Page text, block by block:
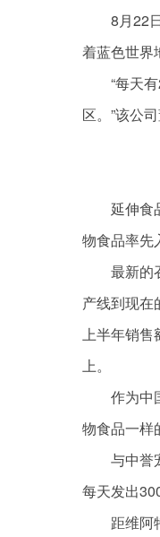
8月22
着蓝色世界
“每天
区。”该公
延伸食
物食品率先
最新的
产线到现在
上半年销售
上。
作为中
物食品一样
与中誉
每天发出
距维阿